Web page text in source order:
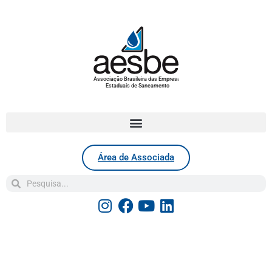
Associação Brasileira das Empresas
Estaduais de Saneamento
Área de Associada